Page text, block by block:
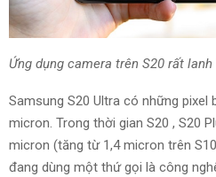
Ứng dụng camera trên S20 rất lanh
Samsung S20 Ultra có những pixel
micron. Trong thời gian S20 , S20
micron (tăng từ 1,4 micron trên
đang dùng một thứ gọi là công